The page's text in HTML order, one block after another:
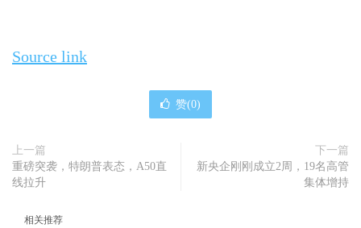
Source link
赞(0)
上一篇
重磅突袭，特朗普表态，A50直
线拉升
下一篇
新央企刚刚成立2周，19名高管
集体增持
相关推荐